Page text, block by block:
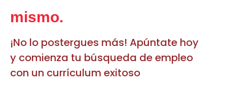
mismo.
¡No lo postergues más! Apúntate hoy
y comienza tu búsqueda de empleo
con un currículum exitoso